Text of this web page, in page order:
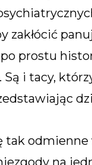
zakłócić
prostu
Są i tacy,
tak odmienne
na